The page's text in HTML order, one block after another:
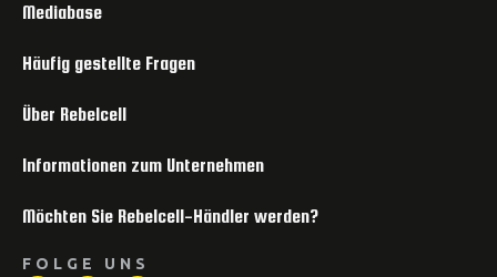
Mediabase
Häufig gestellte Fragen
Über Rebelcell
Informationen zum Unternehmen
Möchten Sie Rebelcell-Händler werden?
FOLGE UNS